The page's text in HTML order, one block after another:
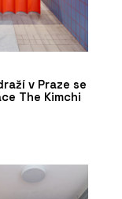
v Praze se
The Kimchi